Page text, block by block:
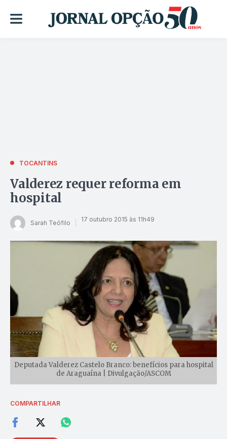
TOCANTINS
Valderez requer reforma em
hospital
Sarah Teófilo 17 outubro 2015 às 11h49
Deputada Valderez Castelo Branco: benefícios para hospital
de Araguaína | Divulgação/ASCOM
COMPARTILHAR